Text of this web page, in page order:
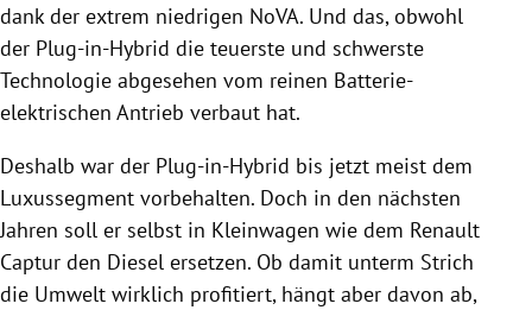
dank der extrem niedrigen NoVA. Und das, obwohl
der Plug-in-Hybrid die teuerste und schwerste
Technologie abgesehen vom reinen Batterie-
elektrischen Antrieb verbaut hat.
Deshalb war der Plug-in-Hybrid bis jetzt meist dem
Luxussegment vorbehalten. Doch in den nächsten
Jahren soll er selbst in Kleinwagen wie dem Renault
Captur den Diesel ersetzen. Ob damit unterm Strich
die Umwelt wirklich profitiert, hängt aber davon ab,